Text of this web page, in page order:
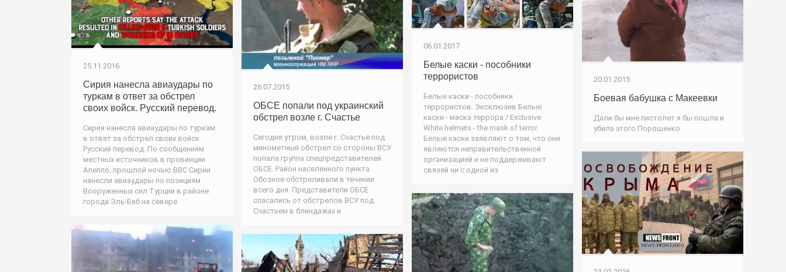
06.01.2017
Белые каски - пособники
террористов
Белые каски - пособники
террористов. Эксклюзив Белые
каски - маска террора / Exclusive
White helmets - the mask of terror.
Белые каски заявляют о том, что они
являются неправительственной
организацией и не поддерживают
связей ни с одной из
26.07.2015
ОБСЕ попали под украинский
обстрел возле г. Счастье
Сегодня утром, возле г. Счастье под
минометный обстрел со стороны ВСУ
попала группа спецпредставителей
ОБСЕ. Район населенного пункта
Обозное обстреливали в течении
всего дня. Представители ОБСЕ
спасались от обстрелов ВСУ под
Счастьем в блиндажах и
20.01.2015
Боевая бабушка с Макеевки
Дали бы мне пистолет я бы пошла и
убила этого Порошенко.
25.11.2016
Сирия нанесла авиаудары по
туркам в ответ за обстрел
своих войск. Русский перевод.
Сирия нанесла авиаудары по туркам
в ответ за обстрел своих войск.
Русский перевод. По сообщениям
местных источников в провинции
Алеппо, прошлой ночью ВВС Сирии
нанесли авиаудары по позициям
Вооруженных сил Турции в районе
города Эль-Баб на севере